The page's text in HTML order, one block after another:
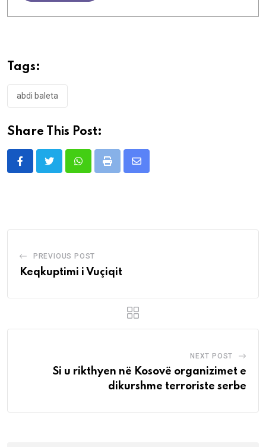
Tags:
abdi baleta
Share This Post:
WhatsappPrint
Share
PREVIOUS POST
Keqkuptimi i Vuçiqit
NEXT POST
Si u rikthyen në Kosovë organizimet e
dikurshme terroriste serbe